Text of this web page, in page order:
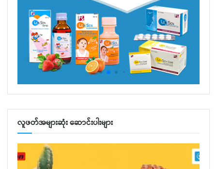
လူဖတ်အများဆုံး ဆောင်းပါးများ